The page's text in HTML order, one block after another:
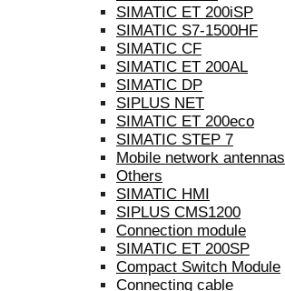
SIMATIC ET 200iSP
SIMATIC S7-1500HF
SIMATIC CF
SIMATIC ET 200AL
SIMATIC DP
SIPLUS NET
SIMATIC ET 200eco
SIMATIC STEP 7
Mobile network antennas
Others
SIMATIC HMI
SIPLUS CMS1200
Connection module
SIMATIC ET 200SP
Compact Switch Module
Connecting cable